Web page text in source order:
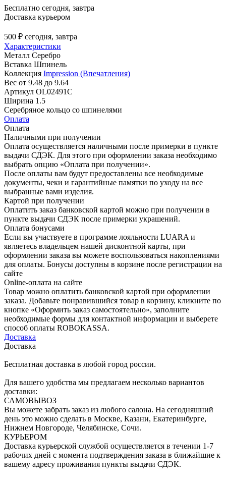
Бесплатно сегодня, завтра
Доставка курьером
500 ₽ сегодня, завтра
Характеристики
Металл Серебро
Вставка Шпинель
Коллекция Impression (Впечатления)
Вес от 9.48 до 9.64
Артикул OL02491C
Ширина 1.5
Серебряное кольцо со шпинелями
Оплата
Оплата
Наличными при получении
Оплата осуществляется наличными после примерки в пункте
выдачи СДЭК. Для этого при оформлении заказа необходимо
выбрать опцию «Оплата при получении».
После оплаты вам будут предоставлены все необходимые
документы, чеки и гарантийные памятки по уходу на все
выбранные вами изделия.
Картой при получении
Оплатить заказ банковской картой можно при получении в
пункте выдачи СДЭК после примерки украшений.
Оплата бонусами
Если вы участвуете в программе лояльности LUARA и
являетесь владельцем нашей дисконтной карты, при
оформлении заказа вы можете воспользоваться накоплениями
для оплаты. Бонусы доступны в корзине после регистрации на
сайте
Online-оплата на сайте
Товар можно оплатить банковской картой при оформлении
заказа. Добавьте понравившийся товар в корзину, кликните по
кнопке «Оформить заказ самостоятельно», заполните
необходимые формы для контактной информации и выберете
способ оплаты ROBOKASSA.
Доставка
Доставка
Бесплатная доставка в любой город россии.
Для вашего удобства мы предлагаем несколько вариантов
доставки:
САМОВЫВОЗ
Вы можете забрать заказ из любого салона. На сегодняшний
день это можно сделать в Москве, Казани, Екатеринбурге,
Нижнем Новгороде, Челябинске, Сочи.
КУРЬЕРОМ
Доставка курьерской службой осуществляется в течении 1-7
рабочих дней с момента подтверждения заказа в ближайшие к
вашему адресу проживания пункты выдачи СДЭК.